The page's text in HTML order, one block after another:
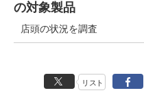
の対象製品
店頭の状況を調査
リスト